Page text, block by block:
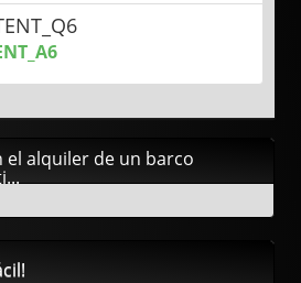
el alquiler de un barco